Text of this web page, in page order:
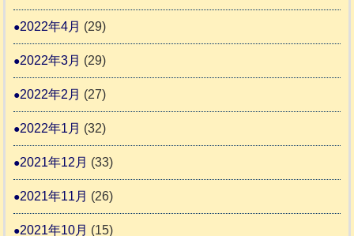
2022年4月 (29)
2022年3月 (29)
2022年2月 (27)
2022年1月 (32)
2021年12月 (33)
2021年11月 (26)
2021年10月 (15)